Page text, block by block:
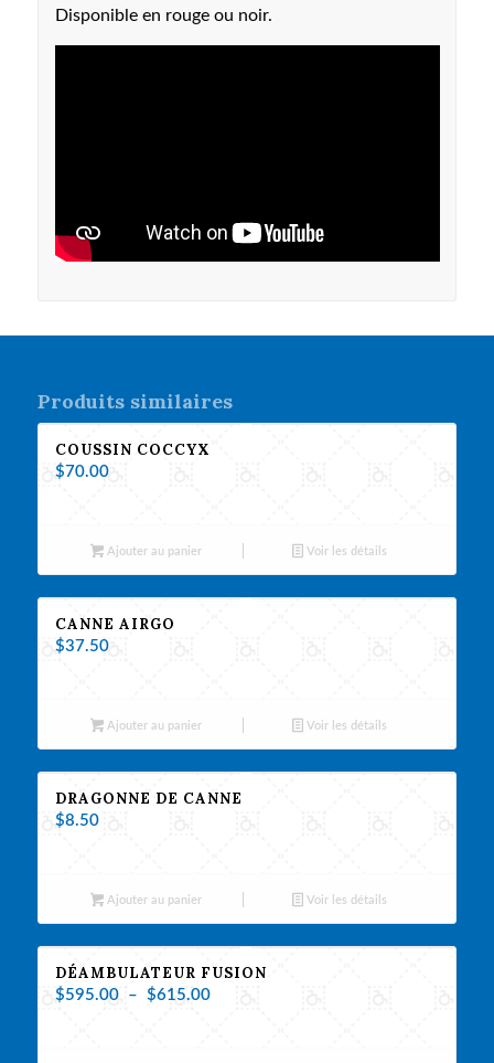
Disponible en rouge ou noir.
Produits similaires
COUSSIN COCCYX
$70.00
Ajouter au panier Voir les détails
CANNE AIRGO
$37.50
Ajouter au panier Voir les détails
DRAGONNE DE CANNE
$8.50
Ajouter au panier Voir les détails
DÉAMBULATEUR FUSION
$595.00 – $615.00Plage